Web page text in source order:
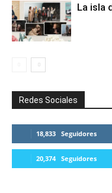
La isla
Redes Sociales
18,833 Seguidores
20,374 Seguidores